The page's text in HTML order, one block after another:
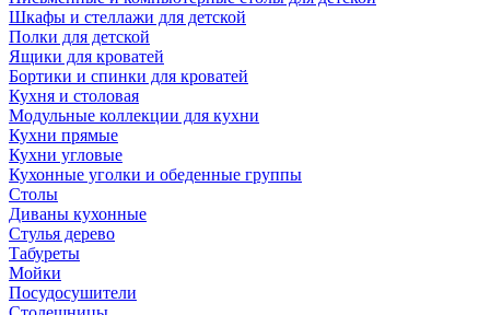
Шкафы и стеллажи для детской
Полки для детской
Ящики для кроватей
Бортики и спинки для кроватей
Кухня и столовая
Модульные коллекции для кухни
Кухни прямые
Кухни угловые
Кухонные уголки и обеденные группы
Столы
Диваны кухонные
Стулья дерево
Табуреты
Мойки
Посудосушители